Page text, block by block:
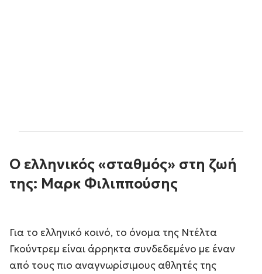
Ο ελληνικός «σταθμός» στη ζωή
της: Μαρκ Φιλιππούσης
Για το ελληνικό κοινό, το όνομα της Ντέλτα
Γκούντρεμ είναι άρρηκτα συνδεδεμένο με έναν
από τους πιο αναγνωρίσιμους αθλητές της